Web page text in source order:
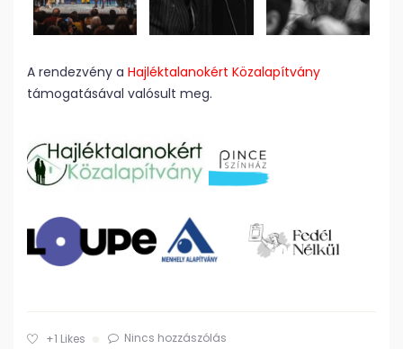
A rendezvény a Hajléktalanokért Közalapítvány
támogatásával valósult meg.
+1 Likes Nincs hozzászólás